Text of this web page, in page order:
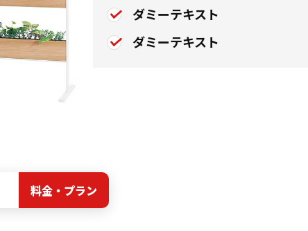
ダミーテキスト
ダミーテキスト
料金・プラン